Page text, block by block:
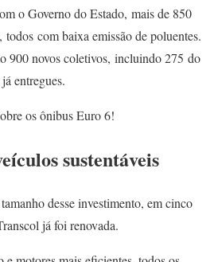
o Governo do Estado, mais de 850
todos com baixa emissão de poluentes.
900 novos coletivos, incluindo 275 do
entregues.
os ônibus Euro 6!
sustentáveis
desse investimento, em cinco
já foi renovada.